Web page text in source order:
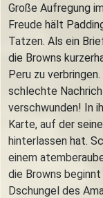
Große Aufregung
Freude hält
Tatzen. Als ein
die Browns
Peru zu
schlechte
verschwunden! In
Karte, auf der
hinterlassen hat.
einem
die Browns
Dschungel des